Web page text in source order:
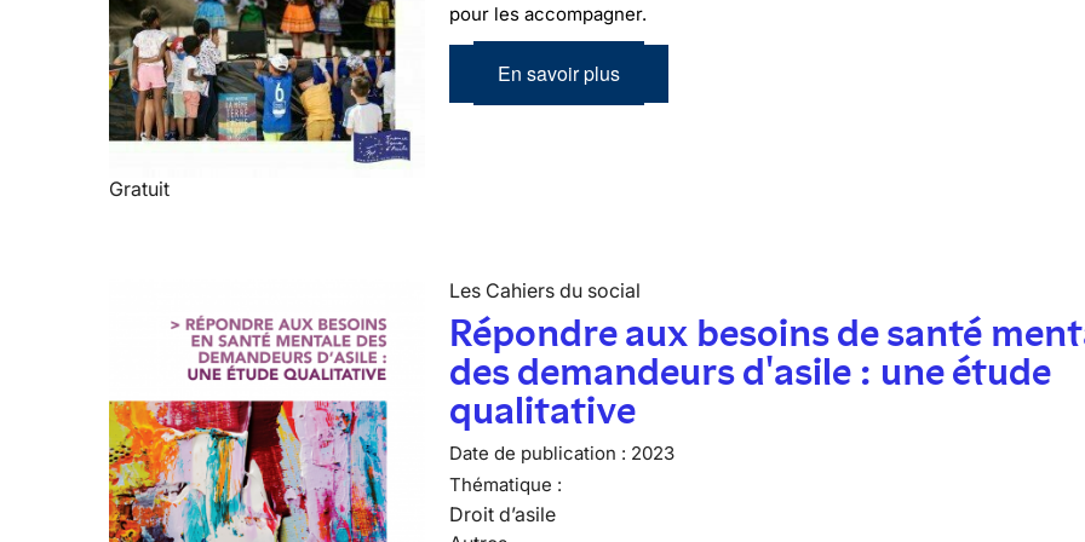
Gratuit
pour les accompagner.
En savoir plus
Les Cahiers du social
Répondre aux besoins de santé
des demandeurs d'asile : une étude
qualitative
Date de publication : 2023
Thématique :
Droit d’asile